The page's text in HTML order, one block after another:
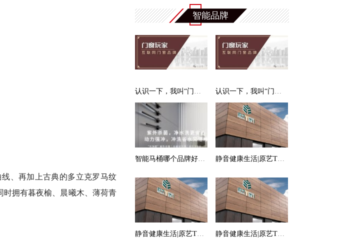
、再加上古典的多立克罗马纹
拥有暮夜榆、晨曦木、薄荷青
智能品牌
认识一下，我叫“门窗玩家”，一站式互联网门窗销 认识一下，我叫“门窗玩家”，一站式互联网门窗销
智能马桶哪个品牌好？2024年智能马桶排行前10名品牌 静音健康生活|原艺T型门——中式双T门，让您享受舒
静音健康生活|原艺T型门——中式双T门，让您享受舒 静音健康生活|原艺T型门——中式双T门，让您享受舒